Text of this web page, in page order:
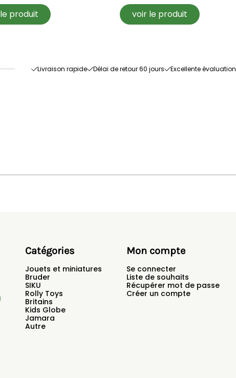
produit voir le produit
Livraison rapide Délai de retour 60 jours Excellente évaluation
Catégories
Jouets et miniatures
Bruder
SIKU
Rolly Toys
Britains
Kids Globe
Jamara
Autre
Mon compte
Se connecter
Liste de souhaits
Récupérer mot de passe
Créer un compte